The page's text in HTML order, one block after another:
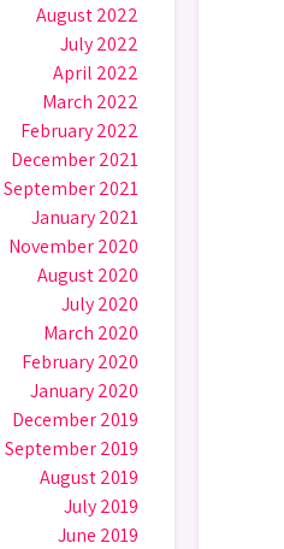
August 2022
July 2022
April 2022
March 2022
February 2022
December 2021
September 2021
January 2021
November 2020
August 2020
July 2020
March 2020
February 2020
January 2020
December 2019
September 2019
August 2019
July 2019
June 2019